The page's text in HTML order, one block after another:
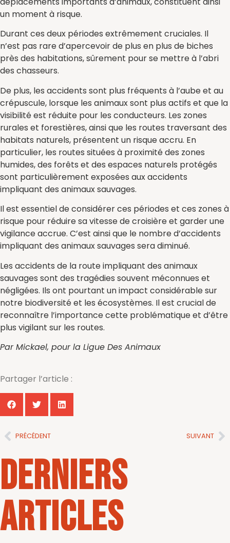
un moment à risque.
Durant ces deux périodes extrêmement cruciales. Il
n’est pas rare d’apercevoir de plus en plus de biches
près des habitations, sûrement pour se mettre à l’abri
des chasseurs.
De plus, les accidents sont plus fréquents à l’aube et au
crépuscule, lorsque les animaux sont plus actifs et que la
visibilité est réduite pour les conducteurs. Les zones
rurales et forestières, ainsi que les routes traversant des
habitats naturels, présentent un risque accru. En
particulier, les routes situées à proximité des zones
humides, des forêts et des espaces naturels protégés
sont particulièrement exposées aux accidents
impliquant des animaux sauvages.
Il est essentiel de considérer ces périodes et ces zones à
risque pour réduire sa vitesse de croisière et garder une
vigilance accrue. C’est ainsi que le nombre d’accidents
impliquant des animaux sauvages sera diminué.
Les accidents de la route impliquant des animaux
sauvages sont des tragédies souvent méconnues et
négligées. Ils ont pourtant un impact considérable sur
notre biodiversité et les écosystèmes. Il est crucial de
reconnaître l’importance cette problématique et d’être
plus vigilant sur les routes.
Par Mickael, pour la Ligue Des Animaux
Partager l’article :
PRÉCÉDENT SUIVANT
Derniers
articles